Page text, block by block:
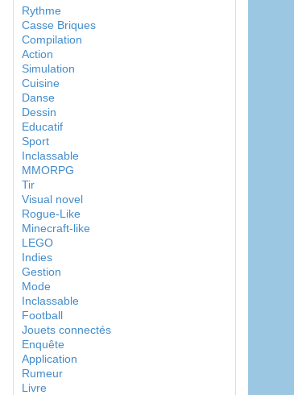
Rythme
Casse Briques
Compilation
Action
Simulation
Cuisine
Danse
Dessin
Educatif
Sport
Inclassable
MMORPG
Tir
Visual novel
Rogue-Like
Minecraft-like
LEGO
Indies
Gestion
Mode
Inclassable
Football
Jouets connectés
Enquête
Application
Rumeur
Livre